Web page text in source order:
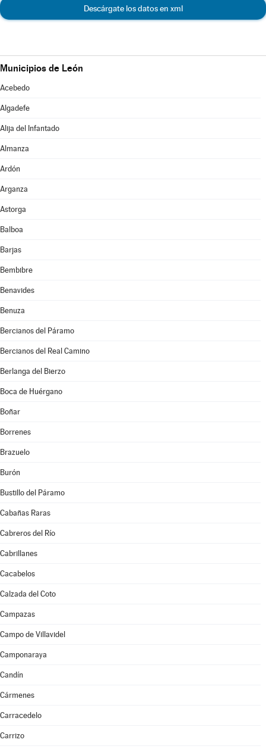
Descárgate los datos en xml
Municipios de León
Acebedo
Algadefe
Alija del Infantado
Almanza
Ardón
Arganza
Astorga
Balboa
Barjas
Bembibre
Benavides
Benuza
Bercianos del Páramo
Bercianos del Real Camino
Berlanga del Bierzo
Boca de Huérgano
Boñar
Borrenes
Brazuelo
Burón
Bustillo del Páramo
Cabañas Raras
Cabreros del Río
Cabrillanes
Cacabelos
Calzada del Coto
Campazas
Campo de Villavidel
Camponaraya
Candín
Cármenes
Carracedelo
Carrizo